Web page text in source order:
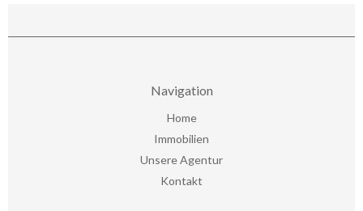
Navigation
Home
Immobilien
Unsere Agentur
Kontakt